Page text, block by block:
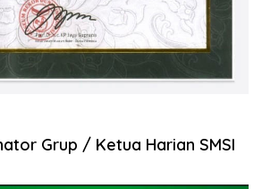
Grup / Ketua Harian SMSI